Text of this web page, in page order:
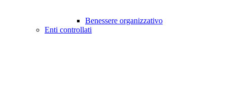
Benessere organizzativo
Enti controllati